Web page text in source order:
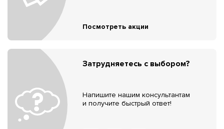
Посмотреть акции
Затрудняетесь с выбором?
Напишите нашим консультантам
и получите быстрый ответ!